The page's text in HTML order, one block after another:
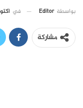
بواسطة Editor في أكتوبر
مشاركة